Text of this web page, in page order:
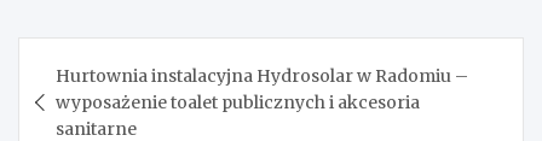
wpisu
Hurtownia instalacyjna Hydrosolar w Radomiu –
wyposażenie toalet publicznych i akcesoria
sanitarne